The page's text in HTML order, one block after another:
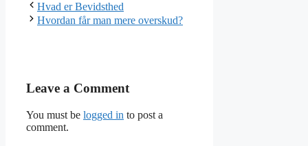
Hvad er Bevidsthed
Hvordan får man mere overskud?
Leave a Comment
You must be logged in to post a
comment.